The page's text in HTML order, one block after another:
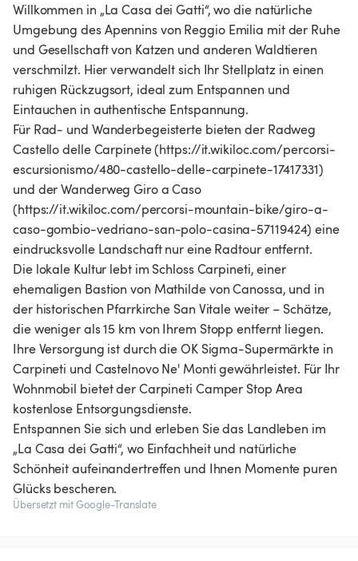
Willkommen in „La Casa dei Gatti“, wo die natürliche
Umgebung des Apennins von Reggio Emilia mit der Ruhe
und Gesellschaft von Katzen und anderen Waldtieren
verschmilzt. Hier verwandelt sich Ihr Stellplatz in einen
ruhigen Rückzugsort, ideal zum Entspannen und
Eintauchen in authentische Entspannung.
Für Rad- und Wanderbegeisterte bieten der Radweg
Castello delle Carpinete (https://it.wikiloc.com/percorsi-
escursionismo/480-castello-delle-carpinete-17417331)
und der Wanderweg Giro a Caso
(https://it.wikiloc.com/percorsi-mountain-bike/giro-a-
caso-gombio-vedriano-san-polo-casina-57119424) eine
eindrucksvolle Landschaft nur eine Radtour entfernt.
Die lokale Kultur lebt im Schloss Carpineti, einer
ehemaligen Bastion von Mathilde von Canossa, und in
der historischen Pfarrkirche San Vitale weiter – Schätze,
die weniger als 15 km von Ihrem Stopp entfernt liegen.
Ihre Versorgung ist durch die OK Sigma-Supermärkte in
Carpineti und Castelnovo Ne' Monti gewährleistet. Für Ihr
Wohnmobil bietet der Carpineti Camper Stop Area
kostenlose Entsorgungsdienste.
Entspannen Sie sich und erleben Sie das Landleben im
„La Casa dei Gatti“, wo Einfachheit und natürliche
Schönheit aufeinandertreffen und Ihnen Momente puren
Übersetzt mit Google-Translate